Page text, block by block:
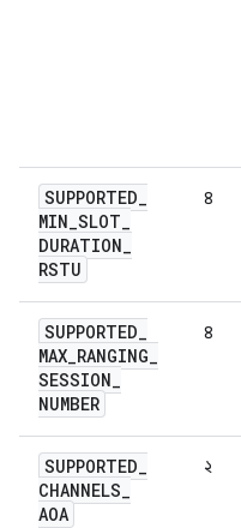
SUPPORTED_
MIN_SLOT_
DURATION_
RSTU
৪
SUPPORTED_
MAX_RANGING_
SESSION_
NUMBER
৪
SUPPORTED_
CHANNELS_
AOA
২